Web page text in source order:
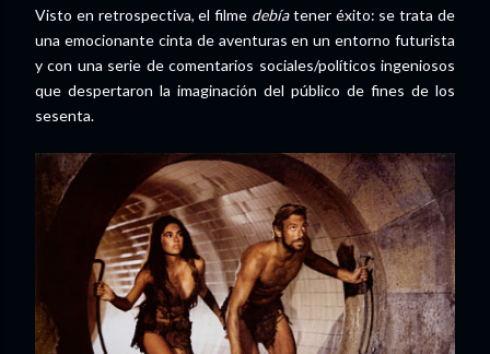
Visto en retrospectiva, el filme debíatener éxito: se trata de
una emocionante cinta de aventuras en un entorno futurista
y con una serie de comentarios sociales/políticos ingeniosos
que despertaron la imaginación del público de fines de los
sesenta.